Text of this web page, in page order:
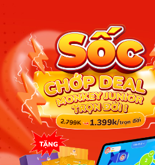
Edu Thịnh Đán. (Ảnh: Sưu tầm
Trang Mart, Phường Thịnh Đán,